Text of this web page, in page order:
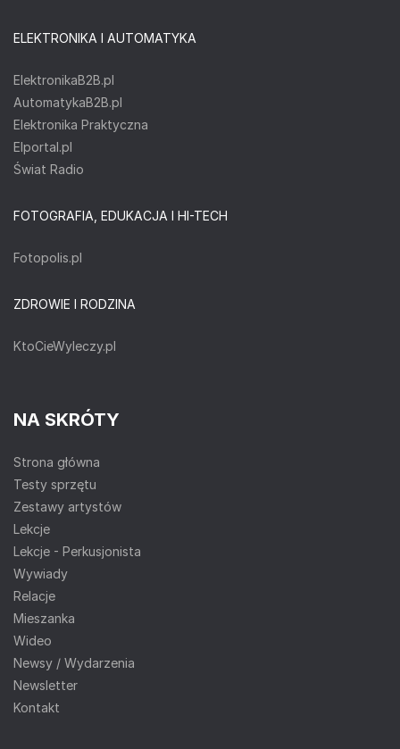
ELEKTRONIKA I AUTOMATYKA
ElektronikaB2B.pl
AutomatykaB2B.pl
Elektronika Praktyczna
Elportal.pl
Świat Radio
FOTOGRAFIA, EDUKACJA I HI-TECH
Fotopolis.pl
ZDROWIE I RODZINA
KtoCieWyleczy.pl
NA SKRÓTY
Strona główna
Testy sprzętu
Zestawy artystów
Lekcje
Lekcje - Perkusjonista
Wywiady
Relacje
Mieszanka
Wideo
Newsy / Wydarzenia
Newsletter
Kontakt